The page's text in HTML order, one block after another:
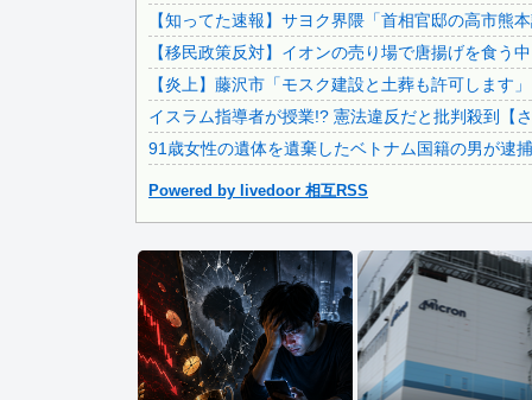
ウクライナ軍参謀本部「今年のロシア軍死傷者24万人…新
【悲報】 コロナワクチン打たなかった結果・・・・
積水ハウス「地面師に55億円騙し取られた…」ワイ「はえ
【知ってた速報】サヨク界隈「首相官邸の高市
【移民政策反対】イオンの売り場で唐揚げを食う
【炎上】藤沢市「モスク建設と土葬も許可します
イスラム指導者が授業!? 憲法違反だと批判殺到【
91歳女性の遺体を遺棄したベトナム国籍の男が逮
Powered by livedoor 相互RSS